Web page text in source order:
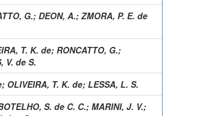
G.; DEON, A.; ZMORA, P. E. de
T. K. de; RONCATTO, G.;
V. de S.
; OLIVEIRA, T. K. de; LESSA, L. S.
S. de C. C.; MARINI, J. V.;